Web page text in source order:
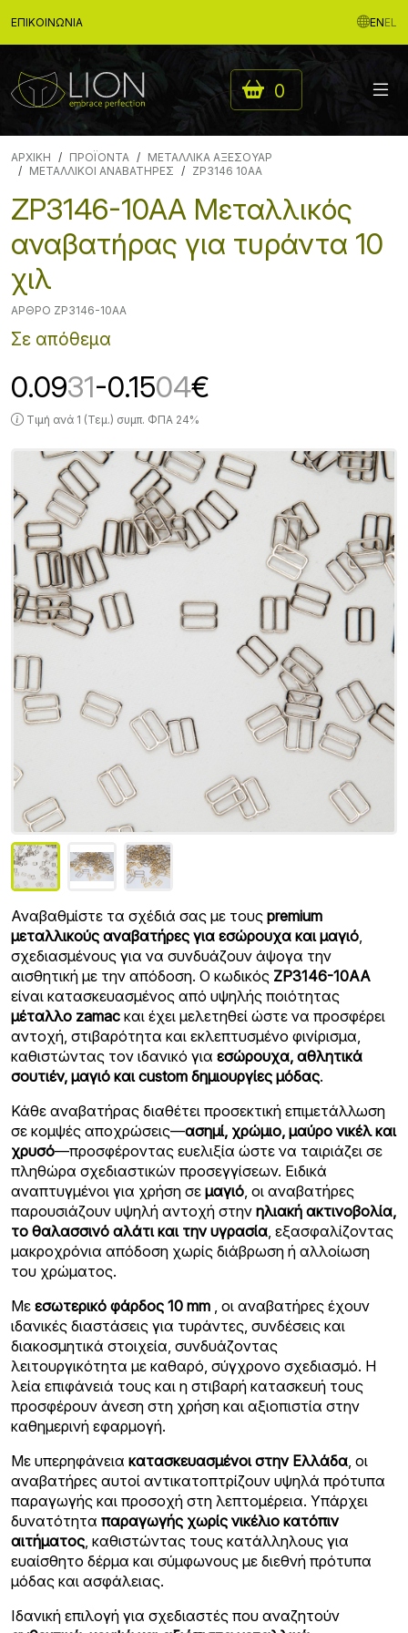
ΕΠΙΚΟΙΝΩΝΊΑ ENEL
0
ΑΡΧΙΚΉ ΠΡΟΪΟΝΤΑ
ΜΕΤΑΛΛΙΚΑ ΑΞΕΣΟΥΑΡ
ΜΕΤΑΛΛΙΚΟΙ ΑΝΑΒΑΤΗΡΕΣ
ZP3146 10AA
ZP3146-10AA Μεταλλικός
αναβατήρας για τυράντα 10
χιλ
ΆΡΘΡΟ ZP3146-10AA
Σε απόθεμα
0.0931-0.1504€
Τιμή ανά 1 (Τεμ.) συμπ. ΦΠΑ 24%
Αναβαθμίστε τα σχέδιά σας με τους premium
μεταλλικούς αναβατήρες για εσώρουχα και μαγιό,
σχεδιασμένους για να συνδυάζουν άψογα την
αισθητική με την απόδοση. Ο κωδικός ZP3146-10AA
είναι κατασκευασμένος από υψηλής ποιότητας
μέταλλο zamac και έχει μελετηθεί ώστε να προσφέρει
αντοχή, στιβαρότητα και εκλεπτυσμένο φινίρισμα,
καθιστώντας τον ιδανικό για εσώρουχα, αθλητικά
σουτιέν, μαγιό και custom δημιουργίες μόδας.
Κάθε αναβατήρας διαθέτει προσεκτική επιμετάλλωση
σε κομψές αποχρώσεις—ασημί, χρώμιο, μαύρο νικέλ και
χρυσό—προσφέροντας ευελιξία ώστε να ταιριάζει σε
πληθώρα σχεδιαστικών προσεγγίσεων. Ειδικά
αναπτυγμένοι για χρήση σε μαγιό, οι αναβατήρες
παρουσιάζουν υψηλή αντοχή στην ηλιακή ακτινοβολία,
το θαλασσινό αλάτι και την υγρασία, εξασφαλίζοντας
μακροχρόνια απόδοση χωρίς διάβρωση ή αλλοίωση
του χρώματος.
Με εσωτερικό φάρδος 10 mm , οι αναβατήρες έχουν
ιδανικές διαστάσεις για τυράντες, συνδέσεις και
διακοσμητικά στοιχεία, συνδυάζοντας
λειτουργικότητα με καθαρό, σύγχρονο σχεδιασμό. Η
λεία επιφάνειά τους και η στιβαρή κατασκευή τους
προσφέρουν άνεση στη χρήση και αξιοπιστία στην
καθημερινή εφαρμογή.
Με υπερηφάνεια κατασκευασμένοι στην Ελλάδα, οι
αναβατήρες αυτοί αντικατοπτρίζουν υψηλά πρότυπα
παραγωγής και προσοχή στη λεπτομέρεια. Υπάρχει
δυνατότητα παραγωγής χωρίς νικέλιο κατόπιν
αιτήματος, καθιστώντας τους κατάλληλους για
ευαίσθητο δέρμα και σύμφωνους με διεθνή πρότυπα
μόδας και ασφάλειας.
Ιδανική επιλογή για σχεδιαστές που αναζητούν